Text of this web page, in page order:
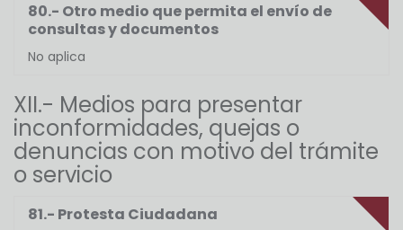
80.- Otro medio que permita el envío de
consultas y documentos
No aplica
XII.- Medios para presentar
inconformidades, quejas o
denuncias con motivo del trámite
o servicio
81.- Protesta Ciudadana